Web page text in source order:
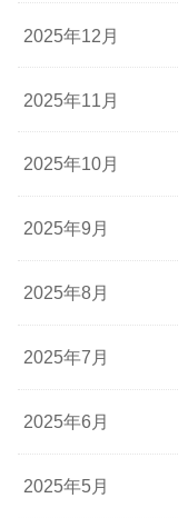
2025年12月
2025年11月
2025年10月
2025年9月
2025年8月
2025年7月
2025年6月
2025年5月